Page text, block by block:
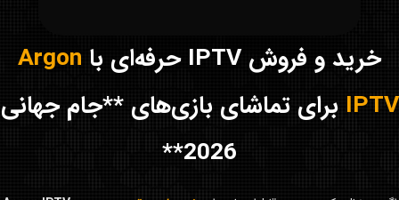
خرید و فروش IPTV حرفه‌ای با
Argon
IPTV برای تماشای بازی‌های **جام جهانی
2026**